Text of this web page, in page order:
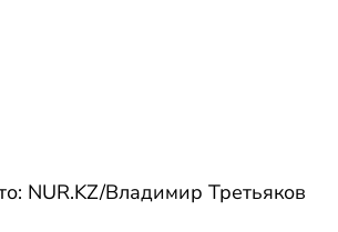
NUR.KZ/Владимир Третьяков